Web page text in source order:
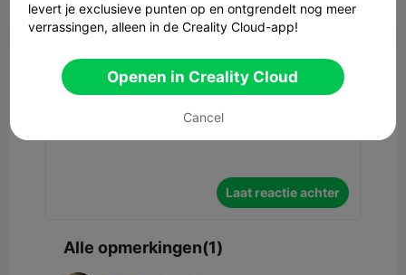
 Rapporteren 6  1
Commentaar
Laat reactie achter
Alle opmerkingen(1)
levert je exclusieve punten op en ontgrendelt nog meer
verrassingen, alleen in de Creality Cloud-app!
Openen in Creality Cloud
Cancel